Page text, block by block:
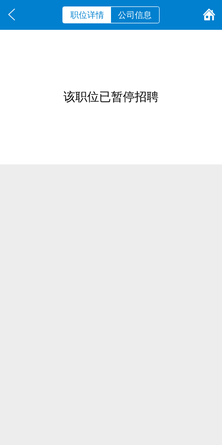
职位详情 公司信息
该职位已暂停招聘